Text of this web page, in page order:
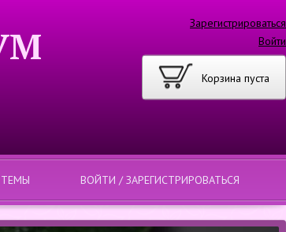
Корзина пуста
Зарегистрироваться
Войти
ТЕМЫ ВОЙТИ / ЗАРЕГИСТРИРОВАТЬСЯ